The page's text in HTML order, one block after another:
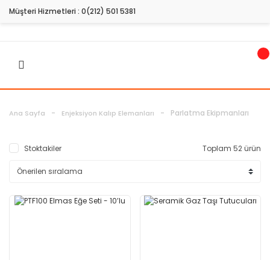
Müşteri Hizmetleri : 0(212) 501 5381
Ana Sayfa Enjeksiyon Kalıp Elemanları Parlatma Ekipmanları
Stoktakiler Toplam 52 ürün